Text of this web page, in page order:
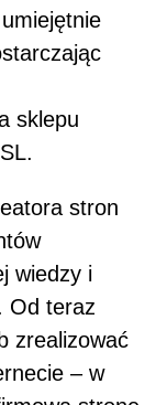
sklepu
stron
wiedzy i
Od teraz
zrealizować
– w